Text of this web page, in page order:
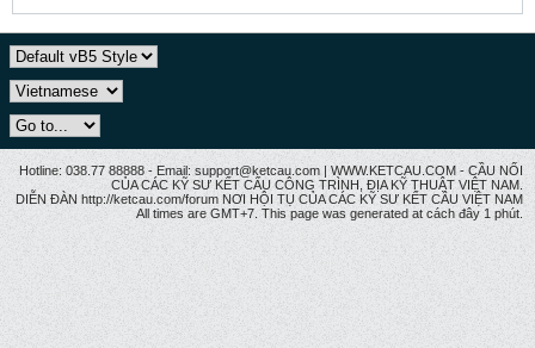
Hotline: 038.77 88888 - Email: support@ketcau.com | WWW.KETCAU.COM - CẦU NỐI
CỦA CÁC KỸ SƯ KẾT CẤU CÔNG TRÌNH, ĐỊA KỸ THUẬT VIỆT NAM.
DIỄN ĐÀN http://ketcau.com/forum NƠI HỘI TỤ CỦA CÁC KỸ SƯ KẾT CÂU VIỆT NAM
All times are GMT+7. This page was generated at cách đây 1 phút.